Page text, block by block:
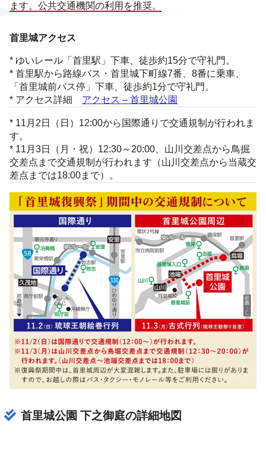
ます。公共交通機関の利用を推奨。
首里城アクセス
* ゆいレール「首里駅」下車、徒歩約15分で守礼門。
* 首里駅から路線バス・首里城下町線7番、8番に乗車、
「首里城前バス停」下車、徒歩約1分で守礼門。
* アクセス詳細 アクセス – 首里城公園
* 11月2日（日）12:00から国際通りで交通規制が行われま
す。
* 11月3日（月・祝）12:30～20:00、山川交差点から鳥掘
交差点まで交通規制が行われます（山川交差点から当蔵交
差点までは18:00まで）。
首里城公園 下之御庭の詳細地図